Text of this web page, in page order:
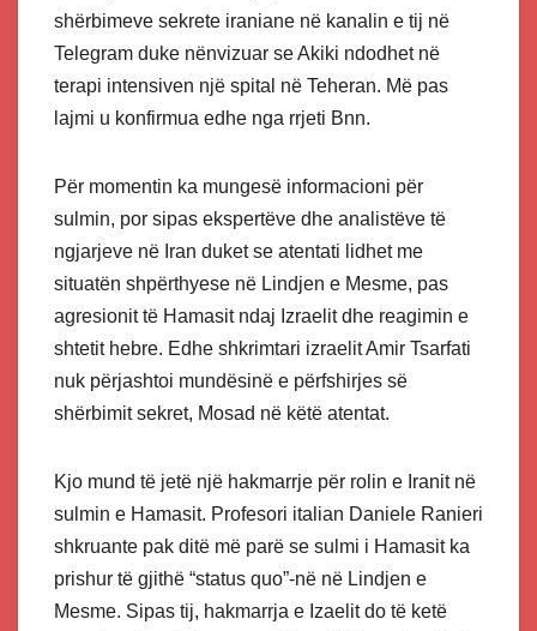
shërbimeve sekrete iraniane në kanalin e tij në
Telegram duke nënvizuar se Akiki ndodhet në
terapi intensiven një spital në Teheran. Më pas
lajmi u konfirmua edhe nga rrjeti Bnn.
Për momentin ka mungesë informacioni për
sulmin, por sipas ekspertëve dhe analistëve të
ngjarjeve në Iran duket se atentati lidhet me
situatën shpërthyese në Lindjen e Mesme, pas
agresionit të Hamasit ndaj Izraelit dhe reagimin e
shtetit hebre. Edhe shkrimtari izraelit Amir Tsarfati
nuk përjashtoi mundësinë e përfshirjes së
shërbimit sekret, Mosad në këtë atentat.
Kjo mund të jetë një hakmarrje për rolin e Iranit në
sulmin e Hamasit. Profesori italian Daniele Ranieri
shkruante pak ditë më parë se sulmi i Hamasit ka
prishur të gjithë “status quo”-në në Lindjen e
Mesme. Sipas tij, hakmarrja e Izaelit do të ketë